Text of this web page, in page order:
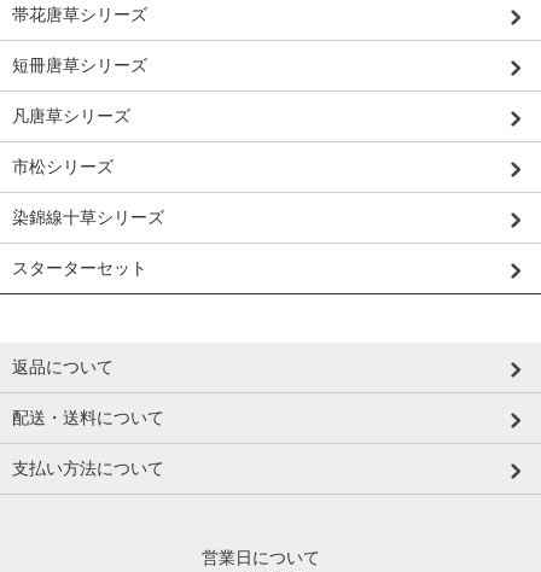
帯花唐草シリーズ
短冊唐草シリーズ
凡唐草シリーズ
市松シリーズ
染錦線十草シリーズ
スターターセット
返品について
配送・送料について
支払い方法について
営業日について